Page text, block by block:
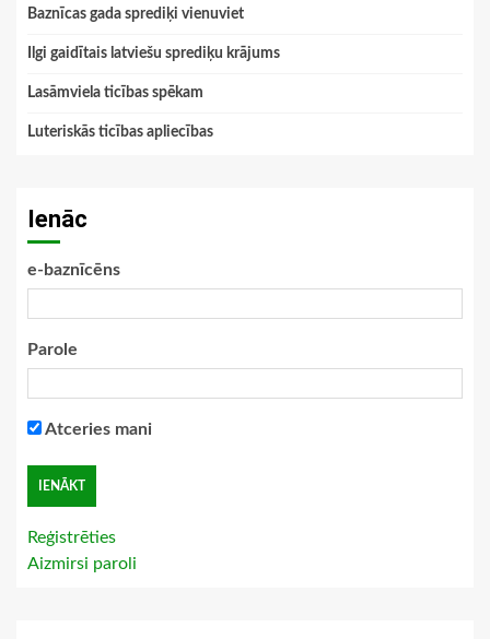
Baznīcas gada sprediķi vienuviet
Ilgi gaidītais latviešu sprediķu krājums
Lasāmviela ticības spēkam
Luteriskās ticības apliecības
Ienāc
e-baznīcēns
Parole
Atceries mani
Reģistrēties
Aizmirsi paroli